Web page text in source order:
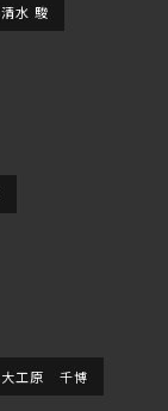
清水 駿
大工原 千博